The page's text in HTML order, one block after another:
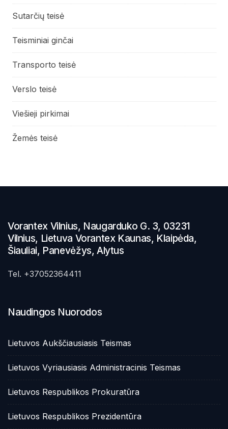
Sutarčių teisė
Teisminiai ginčai
Transporto teisė
Verslo teisė
Viešieji pirkimai
Žemės teisė
Vorantex Vilnius, Naugarduko G. 3, 03231
Vilnius, Lietuva Vorantex Kaunas, Klaipėda,
Šiauliai, Panevėžys, Alytus
Tel. +37052364411
Naudingos Nuorodos
Lietuvos Aukščiausiasis Teismas
Lietuvos Vyriausiasis Administracinis Teismas
Lietuvos Respublikos Prokuratūra
Lietuvos Respublikos Prezidentūra